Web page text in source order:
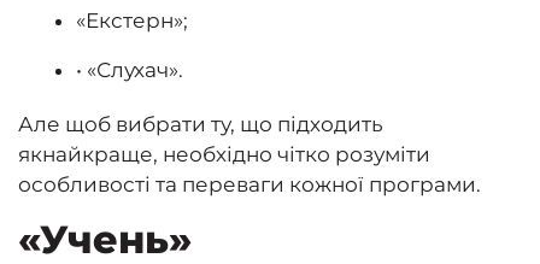
«Екстерн»;
• «Слухач».
Але щоб вибрати ту, що підходить
якнайкраще, необхідно чітко розуміти
особливості та переваги кожної програми.
«Учень»